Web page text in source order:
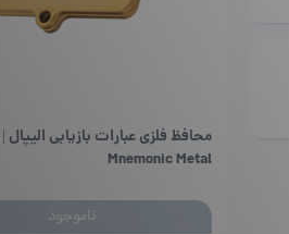
Mnemonic Metal
ناموجود